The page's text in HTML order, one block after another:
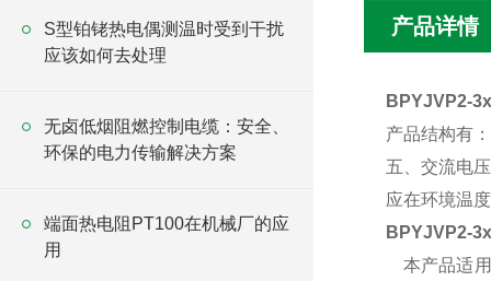
S型铂铑热电偶测温时受到干扰
应该如何去处理
无卤低烟阻燃控制电缆：安全、
环保的电力传输解决方案
端面热电阻PT100在机械厂的应
用
产品详情
BPYJVP2-
产品结构有
五、交流电
应在环境温
BPYJVP2-
本产品适用